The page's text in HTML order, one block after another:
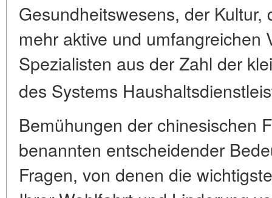
Gesundheitswesens, der
mehr aktive und umfangreichen
Spezialisten aus der Zahl der
des Systems
Bemühungen der chinesischen
benannten entscheidender
Fragen, von denen die